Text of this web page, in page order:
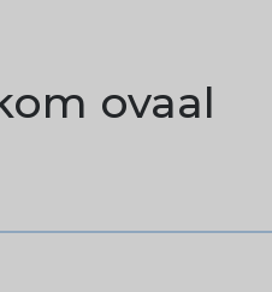
ovaal